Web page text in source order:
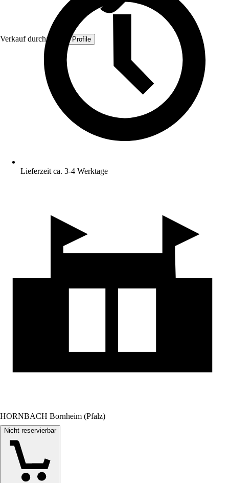
Verkauf durch: Quest Profile
Lieferzeit ca. 3-4 Werktage
HORNBACH Bornheim (Pfalz)
Nicht reservierbar